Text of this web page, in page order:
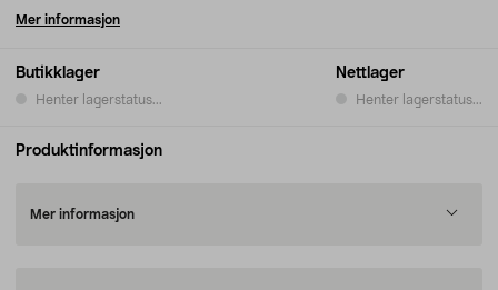
Butikklager
Henter lagerstatus...
Nettlager
Henter lagerstatus...
Mer informasjon
Produktinformasjon
Mer informasjon